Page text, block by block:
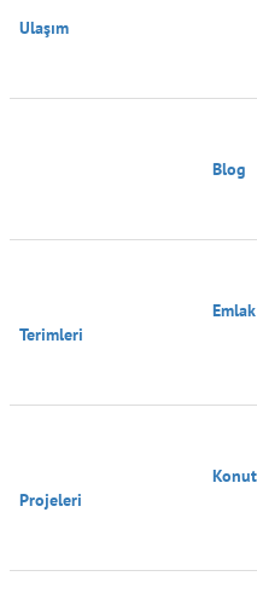
Ulaşım
Terimleri
Projeleri